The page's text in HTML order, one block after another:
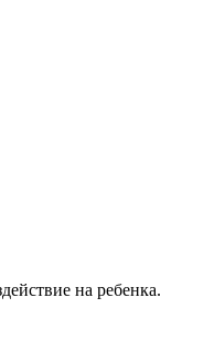
на ребенка.